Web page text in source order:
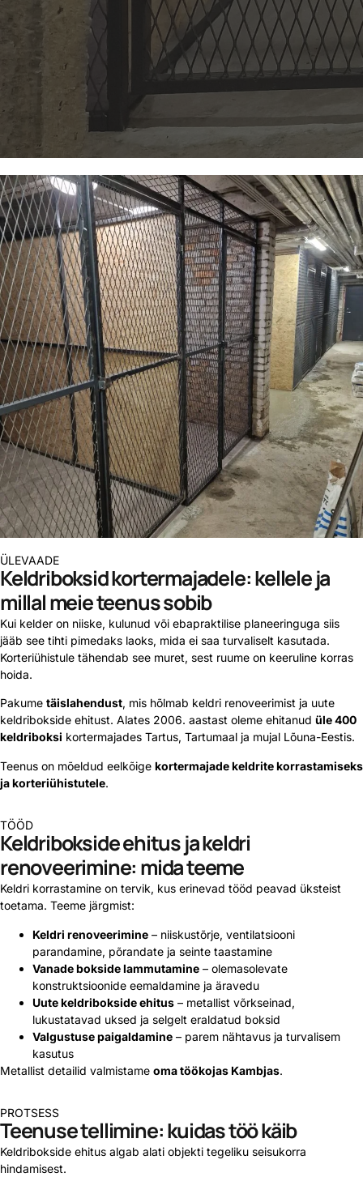
ÜLEVAADE
Keldriboksid kortermajadele: kellele ja
millal meie teenus sobib
Kui kelder on niiske, kulunud või ebapraktilise planeeringuga siis
jääb see tihti pimedaks laoks, mida ei saa turvaliselt kasutada.
Korteriühistule tähendab see muret, sest ruume on keeruline korras
hoida.
Pakume täislahendust, mis hõlmab keldri renoveerimist ja uute
keldribokside ehitust. Alates 2006. aastast oleme ehitanud üle 400
keldriboksi kortermajades Tartus, Tartumaal ja mujal Lõuna-Eestis.
Teenus on mõeldud eelkõige kortermajade keldrite korrastamiseks
ja korteriühistutele.
TÖÖD
Keldribokside ehitus ja keldri
renoveerimine: mida teeme
Keldri korrastamine on tervik, kus erinevad tööd peavad üksteist
toetama. Teeme järgmist:
Keldri renoveerimine – niiskustõrje, ventilatsiooni
parandamine, põrandate ja seinte taastamine
Vanade bokside lammutamine – olemasolevate
konstruktsioonide eemaldamine ja äravedu
Uute keldribokside ehitus – metallist võrkseinad,
lukustatavad uksed ja selgelt eraldatud boksid
Valgustuse paigaldamine – parem nähtavus ja turvalisem
kasutus
Metallist detailid valmistame oma töökojas Kambjas.
PROTSESS
Teenuse tellimine: kuidas töö käib
Keldribokside ehitus algab alati objekti tegeliku seisukorra
hindamisest.